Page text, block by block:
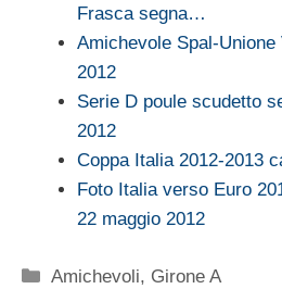
Frasca segna…
Amichevole Spal-Unione
2012
Serie D poule scudetto
2012
Coppa Italia 2012-2013
Foto Italia verso Euro
22 maggio 2012
Categorie
Amichevoli, Girone A